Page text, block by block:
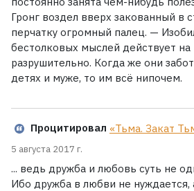
Гронг воздел вверх закованный в
перчатку огромный палец. —
бестолковых мыслей действует на
разрушительно. Когда же они
детях и муже, то им всё нипочем.
Процитировал «Тьма. Закат
5 августа 2017 г.
... ведь дружба и любовь суть не
Ибо дружба в любви не нуждается,